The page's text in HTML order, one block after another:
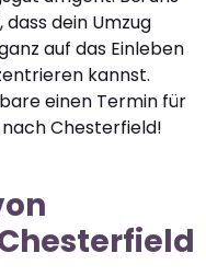
dein Umzug
auf das Einleben
kannst.
einen Termin für
Chesterfield!